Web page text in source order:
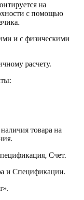
на
с помощью
и с физическими
расчету.
товара на
Счет.
и Спецификации.